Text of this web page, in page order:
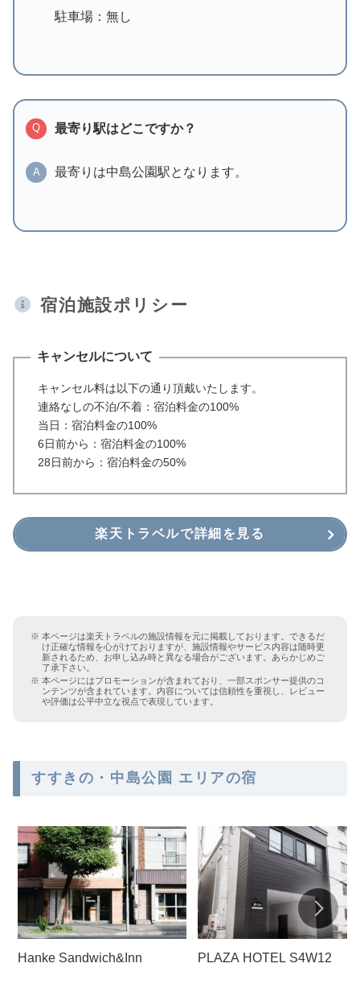
駐車場：無し
Q 最寄り駅はどこですか？
A 最寄りは中島公園駅となります。
宿泊施設ポリシー
キャンセルについて
キャンセル料は以下の通り頂戴いたします。
連絡なしの不泊/不着：宿泊料金の100%
当日：宿泊料金の100%
6日前から：宿泊料金の100%
28日前から：宿泊料金の50%
楽天トラベルで詳細を見る
本ページは楽天トラベルの施設情報を元に掲載しております。できるだ
け正確な情報を心がけておりますが、施設情報やサービス内容は随時更
新されるため、お申し込み時と異なる場合がございます。あらかじめご
了承下さい。
本ページにはプロモーションが含まれており、一部スポンサー提供のコ
ンテンツが含まれています。内容については信頼性を重視し、レビュー
や評価は公平中立な視点で表現しています。
すすきの・中島公園 エリアの宿
Hanke Sandwich&Inn PLAZA HOTEL S4W12